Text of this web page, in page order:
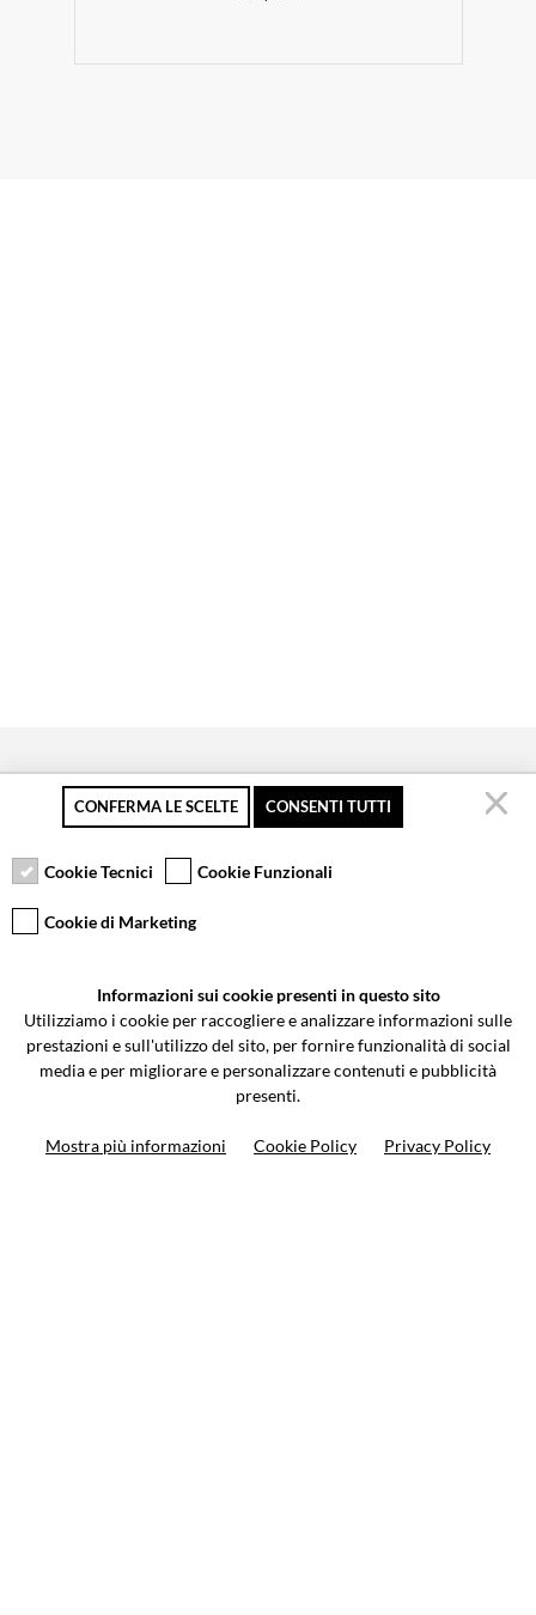
Pagamento sicuro
Resi gratuiti fino a 30
Servizio clienti
Via Galileo Galilei 5 | Verano Brianza (MB) 20843 | ITALY
0362-805407-info@valtermoto.com
CONFERMA LE SCELTE CONSENTI TUTTI
Cookie Tecnici Cookie Funzionali
Cookie di Marketing
Informazioni sui cookie presenti in questo sito
Utilizziamo i cookie per raccogliere e analizzare informazioni sulle
prestazioni e sull'utilizzo del sito, per fornire funzionalità di social
media e per migliorare e personalizzare contenuti e pubblicità
presenti.
Mostra più informazioni Cookie Policy Privacy Policy